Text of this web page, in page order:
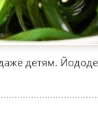
детям.